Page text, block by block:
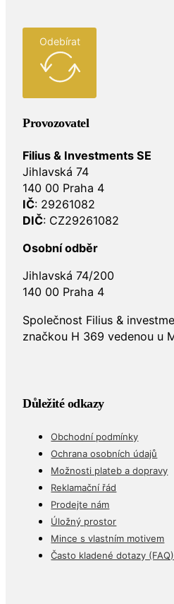
Odebírat
Provozovatel
Filius & Investments SE
Jihlavská 74
140 00 Praha 4
IČ: 29261082
DIČ: CZ29261082
Osobní odběr
Jihlavská 74/200
140 00 Praha 4
Společnost Filius &
značkou H 369 vedenou u
Důležité odkazy
Obchodní podmínky
Ochrana osobních údajů
Možnosti plateb a dopravy
Reklamační řád
Prodejte nám
Úložný prostor
Mince s vlastním motivem
Často kladené dotazy (FAQ)